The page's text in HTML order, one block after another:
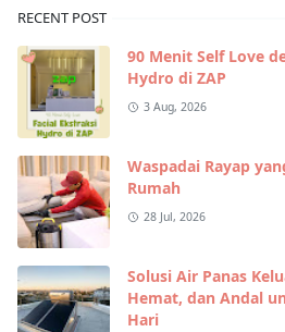
RECENT POST
90 Menit Self Love
Hydro di ZAP
3 Aug, 2026
Waspadai Rayap
Rumah
28 Jul, 2026
Solusi Air Panas
Hemat, dan Andal
Hari